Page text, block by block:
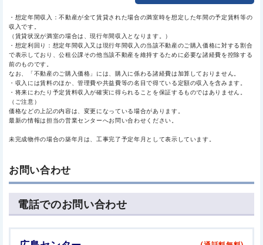
・想定年間収入：不動産が全て賃貸された場合の満室時を想定した年間の予定賃料等の
収入です。
（賃貸状況が満室の場合は、現行年間収入となります。）
・想定利回り：想定年間収入又は現行年間収入の当該不動産のご購入価格に対する割合
で表示しており、公租公課その他当該不動産を維持するために必要な諸経費を控除する
前のものです。
なお、「不動産のご購入価格」には、購入に係わる諸経費は加算しておりません。
・収入には賃料のほか、管理費や共益費等の名目で得ている定額の収入を含みます。
・将来にわたり予定賃料収入が確実に得られることを保証するものではありません。
（ご注意）
価格などの上記の内容は、変更になっている場合があります。
最新の情報は担当の営業センターへお問い合わせください。
未完成物件の場合の築年月は、工事完了予定年月として表示しています。
お問い合わせ
電話でのお問い合わせ